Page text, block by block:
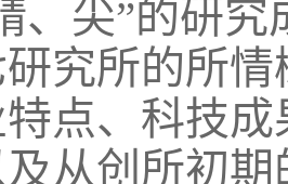
、尖”的研
究所的所
点、科技
从创所初